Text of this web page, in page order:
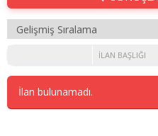
İLAN BAŞLIĞI
İlan bulunamadı.